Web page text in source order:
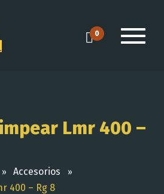
0
Lmr 400 –
Accesorios
400 – Rg 8